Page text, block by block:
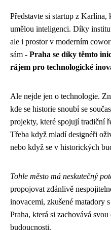
Představte si startup z
umělou inteligenci. Díky
ale i prostor v moderním
sám - Praha se díky těmto
rájem pro technologické
Ale nejde jen o technologie.
kde se historie snoubí se
projekty, které spojují tradiční
Třeba když mladí designéři
nebo když se v historických
Tohle město má neskutečný
propojovat zdánlivě
inovacemi, zkušené matadory
Praha, která si zachovává
budoucnosti.